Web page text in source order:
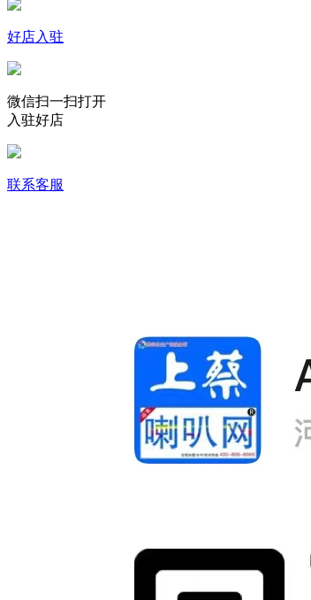
好店入驻
微信扫一扫打开
入驻好店
联系客服